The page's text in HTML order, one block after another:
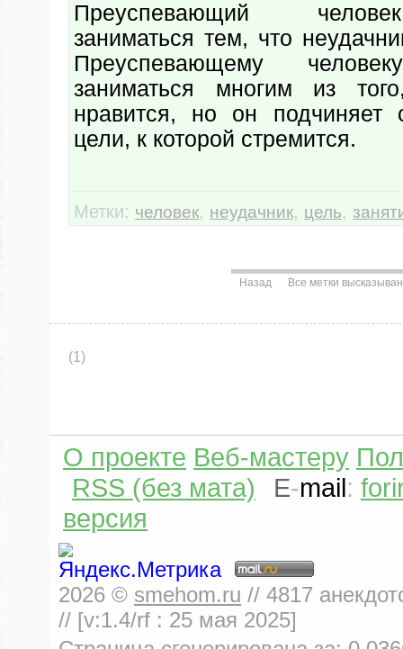
Преуспевающий
заниматься тем, что
Преуспевающему
заниматься многим из
нравится, но он подчиняет
цели, к которой стремится.
Метки: человек, неудачник, цель,
Назад Все метки
(1)
О проекте Веб-мастеру
RSS (без мата)
E-mail:
версия
2026 © smehom.ru // 4817
// [v:1.4/rf : 25 мая 2025]